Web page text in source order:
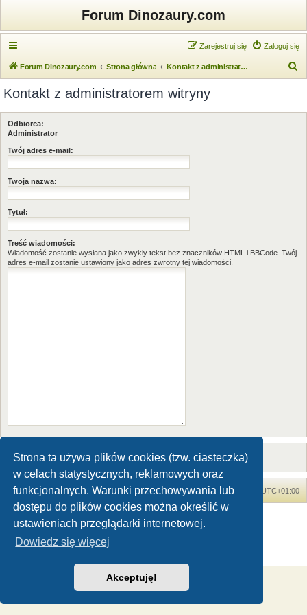
Strona ta używa plików cookies (tzw. ciasteczka)
w celach statystycznych, reklamowych oraz
funkcjonalnych. Warunki przechowywania lub
dostępu do plików cookies można określić w
ustawieniach przeglądarki internetowej.
Dowiedz się więcej
Akceptuję!
Forum Dinozaury.com
Zaloguj się
Zarejestruj się
Forum Dinozaury.com Strona główna Kontakt z administratorem witryny
k
Kontakt z administratorem witryny
Odbiorca:
Administrator
Twój adres e-mail:
Twoja nazwa:
Tytuł:
Treść wiadomości:
Wiadomość zostanie wysłana jako zwykły tekst bez znaczników HTML i BBCode. Twój
adres e-mail zostanie ustawiony jako adres zwrotny tej wiadomości.
Forum Dinozaury.com Strona główna Strefa czasowa UTC+01:00
Technologię dostarczaphpBB® Forum Software © phpBB Limited
Polski pakiet językowy dostarcza